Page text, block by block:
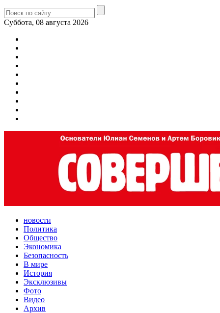
Суббота, 08 августа 2026
новости
Политика
Общество
Экономика
Безопасность
В мире
История
Эксклюзивы
Фото
Видео
Архив